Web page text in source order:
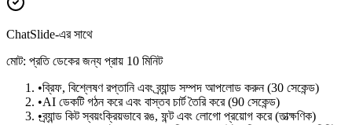
ChatSlide-এর সাথে
মোট: প্রতি ডেকের জন্য প্রায় 10 মিনিট
•ব্রিফ, বিশ্লেষণ রপ্তানি এবং ব্র্যান্ড সম্পদ আপলোড করুন (30 সেকেন্ড)
•AI ডেকটি গঠন করে এবং বাস্তব চার্ট তৈরি করে (90 সেকেন্ড)
•ব্র্যান্ড কিট স্বয়ংক্রিয়ভাবে রঙ, ফন্ট এবং লোগো প্রয়োগ করে (তাত্ক্ষণিক)